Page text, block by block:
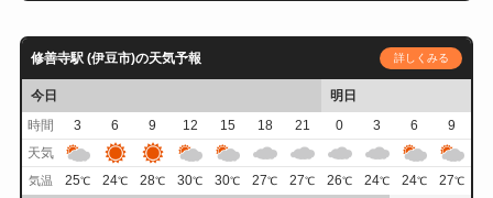
修善寺駅 (伊豆市)の天気予報 詳しくみる
今日
明日
時間
3 6 9 12 15 18 21 0 3 6
9
天気
気温 25℃ 24℃ 28℃ 30℃ 30℃ 27℃ 27℃ 26℃ 24℃ 24℃ 27℃